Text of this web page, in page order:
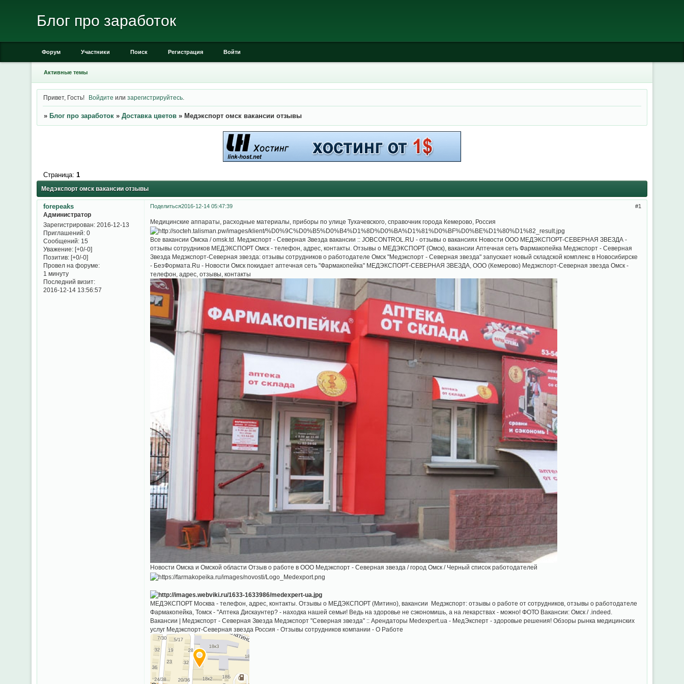
Блог про заработок
Форум Участники Поиск Регистрация Войти
Активные темы
Привет, Гость! Войдите илизарегистрируйтесь
» Блог про заработок » Доставка цветов » Медэкспорт омск вакансии отзывы
Медэкспорт омск вакансии отзывы
Страница: 1
Поделиться 1
2016-12-14 05:47:39
forepeaks
Администратор
Зарегистрирован: 2016-12-13
Приглашений:0
Сообщений:15
Уважение: [+0/-0]
Позитив: [+0/-0]
Провел на форуме:
1 минуту
Последний визит:
2016-12-14 13:56:57
Медицинские аппараты, расходные материалы, приборы по улице Тухачевского, справочник города Кемерово, Россия
Все вакансии Омска / omsk.td. Медэкспорт - Северная Звезда вакансии :: JOBCONTROL.RU - отзывы о вакансиях Новости ООО МЕДЭКСПОРТ-СЕВЕРНАЯ ЗВЕЗДА -
отзывы сотрудников МЕДЭКСПОРТ Омск - телефон, адрес, контакты. Отзывы о МЕДЭКСПОРТ (Омск), вакансии Аптечная сеть Фармакопейка Медэкспорт - Северная
Звезда Медэкспорт-Северная звезда: отзывы сотрудников о работодателе Омск "Медэкспорт - Северная звезда" запускает новый складской комплекс в Новосибирске
- БезФормата.Ru - Новости Омск покидает аптечная сеть "Фармакопейка" МЕДЭКСПОРТ-СЕВЕРНАЯ ЗВЕЗДА, ООО (Кемерово) Медэкспорт-Северная звезда Омск -
телефон, адрес, отзывы, контакты
Новости Омска и Омской области Отзыв о работе в ООО Медэкспорт - Северная звезда / город Омск / Черный список работодателей
МЕДЭКСПОРТ Москва - телефон, адрес, контакты. Отзывы о МЕДЭКСПОРТ (Митино), вакансии Медэкспорт: отзывы о работе от сотрудников, отзывы о работодателе
Фармакопейка, Томск - "Аптека Дискаунтер? - находка нашей семьи! Ведь на здоровье не сэкономишь, а на лекарствах - можно! ФОТО Вакансии: Омск / .indeed.
Вакансии | Медэкспорт - Северная Звезда Медэкспорт "Северная звезда" :: Арендаторы Medexpert.ua - МедЭксперт - здоровые решения! Обзоры рынка медицинских
услуг Медэкспорт-Северная звезда Россия - Отзывы сотрудников компании - О Работе